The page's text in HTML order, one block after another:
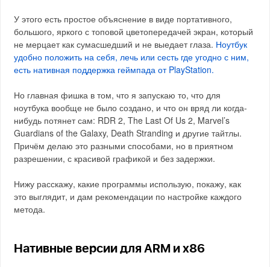
У этого есть простое объяснение в виде портативного,
большого, яркого с топовой цветопередачей экран, который
не мерцает как сумасшедший и не выедает глаза. Ноутбук
удобно положить на себя, лечь или сесть где угодно с ним,
есть нативная поддержка геймпада от PlayStation.
Но главная фишка в том, что я запускаю то, что для
ноутбука вообще не было создано, и что он вряд ли когда-
нибудь потянет сам: RDR 2, The Last Of Us 2, Marvel’s
Guardians of the Galaxy, Death Stranding и другие тайтлы.
Причём делаю это разными способами, но в приятном
разрешении, с красивой графикой и без задержки.
Нижу расскажу, какие программы использую, покажу, как
это выглядит, и дам рекомендации по настройке каждого
метода.
Нативные версии для ARM и x86